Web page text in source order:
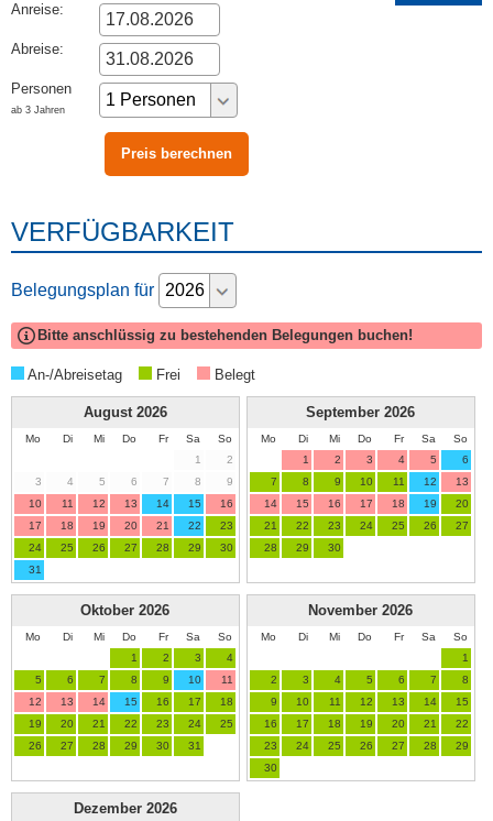
Anreise:
Abreise:
Personen
ab 3 Jahren
VERFÜGBARKEIT
Belegungsplan für
Bitte anschlüssig zu bestehenden Belegungen buchen!
An-/Abreisetag Frei Belegt
August 2026
Mo Di Mi Do Fr Sa
So
1
2
3
4 5 6 7 8
9
10
11 12 13 14 15
16
17
18 19 20 21 22
23
24
25 26 27 28 29
30
31
September 2026
Mo Di Mi Do Fr Sa
So
1
2 3 4 5
6
7
8 9 10 11 12
13
14
15 16 17 18 19
20
21
22 23 24 25 26
27
28
29 30
Oktober 2026
Mo Di Mi Do Fr Sa
So
1
2 3
4
5
6 7 8 9 10
11
12
13 14 15 16 17
18
19
20 21 22 23 24
25
26
27 28 29 30 31
November 2026
Mo Di Mi Do Fr Sa
So
1
2
3 4 5 6 7
8
9
10 11 12 13 14
15
16
17 18 19 20 21
22
23
24 25 26 27 28
29
30
Dezember 2026